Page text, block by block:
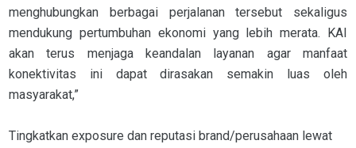
menghubungkan berbagai perjalanan tersebut sekaligus
mendukung pertumbuhan ekonomi yang lebih merata. KAI
akan terus menjaga keandalan layanan agar manfaat
konektivitas ini dapat dirasakan semakin luas oleh
masyarakat,”
Tingkatkan exposure dan reputasi brand/perusahaan lewat